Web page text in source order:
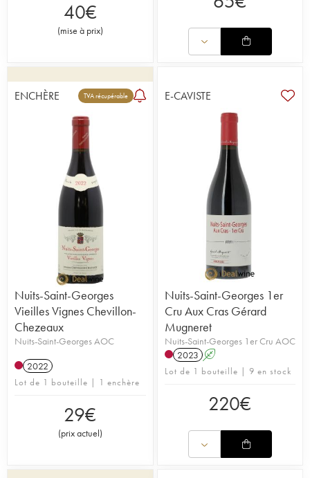
40€
(mise à prix)
ENCHÈRE TVA récupérable
Nuits-Saint-Georges
Vieilles Vignes Chevillon-
Chezeaux
Nuits-Saint-Georges AOC
2022
Lot de 1 bouteille | 1 enchère
29€
(prix actuel)
E-CAVISTE
Nuits-Saint-Georges 1er
Cru Aux Cras Gérard
Mugneret
Nuits-Saint-Georges 1er Cru AOC
2023 A
Lot de 1 bouteille | 9 en stock
220€